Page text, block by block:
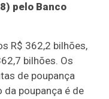
pelo Banco
R$ 362,2 bilhões,
bilhões. Os
de poupança
da poupança é de